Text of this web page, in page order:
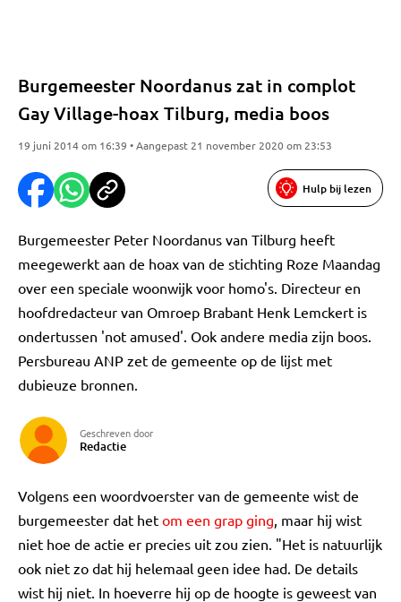
Burgemeester Noordanus zat in complot
Gay Village-hoax Tilburg, media boos
19 juni 2014 om 16:39 • Aangepast 21 november 2020 om 23:53
Hulp bij lezen
Burgemeester Peter Noordanus van Tilburg heeft
meegewerkt aan de hoax van de stichting Roze Maandag
over een speciale woonwijk voor homo's. Directeur en
hoofdredacteur van Omroep Brabant Henk Lemckert is
ondertussen 'not amused'. Ook andere media zijn boos.
Persbureau ANP zet de gemeente op de lijst met
dubieuze bronnen.
Geschreven door
Redactie
Volgens een woordvoerster van de gemeente wist de
burgemeester dat het om een grap ging, maar hij wist
niet hoe de actie er precies uit zou zien. "Het is natuurlijk
ook niet zo dat hij helemaal geen idee had. De details
wist hij niet. In hoeverre hij op de hoogte is geweest van